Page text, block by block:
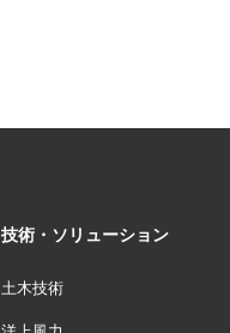
技術・ソリューション
土木技術